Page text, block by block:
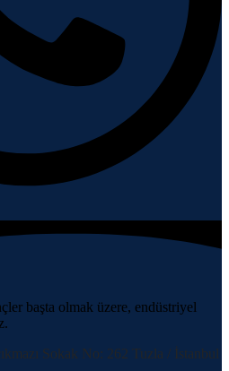
başta olmak üzere, endüstriyel
Sokak No: 262 Tuzla / İstanbul